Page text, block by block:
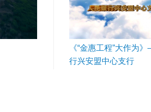
《“金惠工程”大作为
行兴安盟中心支行